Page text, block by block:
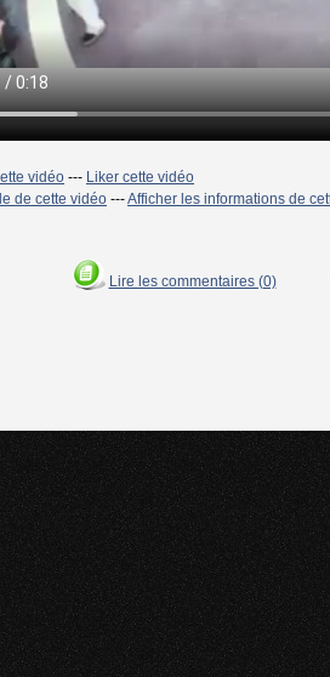
vidéo --- Liker cette vidéo
de cette vidéo ---Afficher les informations de
Lire les commentaires (0)